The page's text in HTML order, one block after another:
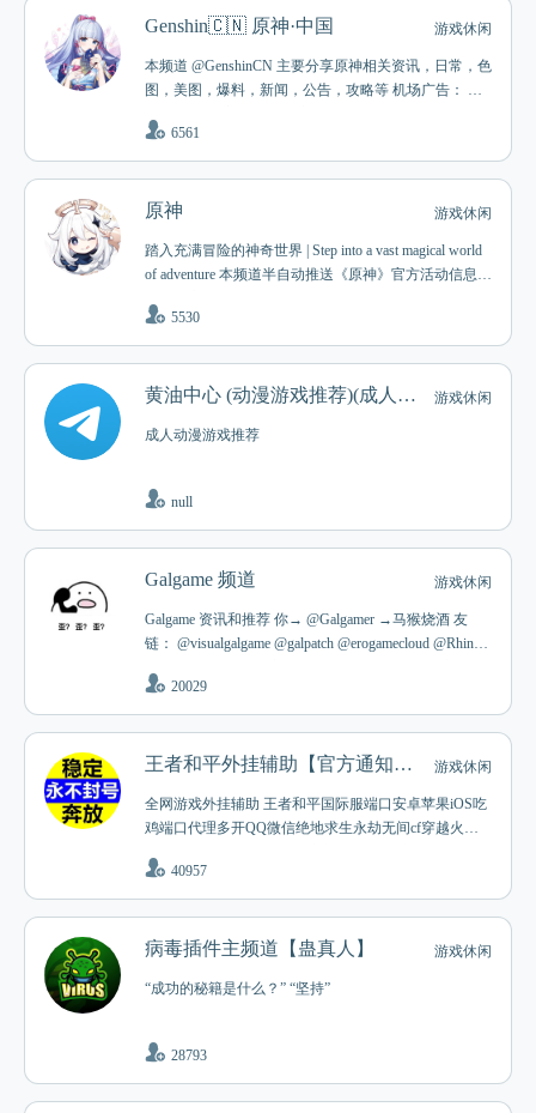
Genshin🇨🇳 原神·中国 游戏休闲
本频道 @GenshinCN 主要分享原神相关资讯，日常，色
图，美图，爆料，新闻，公告，攻略等 机场广告： @tn
欢迎投稿，留言，意见，建议，反馈，咨询 About/EN
G: https://t.me/GenshinCN/7310 友链 @blueskyxnblog @m
6561
原神 游戏休闲
踏入充满冒险的神奇世界 | Step into a vast magical world
of adventure 本频道半自动推送《原神》官方活动信息、
official news and videos. ** 非官方频道 | UNOFFICIAL C
HANNEL **
5530
黄油中心 (动漫游戏推荐)(成人频道) 游戏休闲
成人动漫游戏推荐
null
Galgame 频道 游戏休闲
Galgame 资讯和推荐 你→ @Galgamer →马猴烧酒 友
链： @visualgalgame @galpatch @erogamecloud @RhineLi
20029
王者和平外挂辅助【官方通知群】 游戏休闲
全网游戏外挂辅助 王者和平国际服端口安卓苹果iOS吃
鸡端口代理多开QQ微信绝地求生永劫无间cf穿越火线L
部定制工作室稳定项目
40957
病毒插件主频道【蛊真人】 游戏休闲
“成功的秘籍是什么？” “坚持”
28793